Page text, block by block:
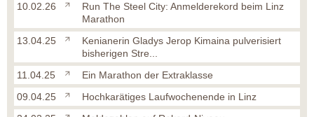
10.02.26
Run The Steel City: Anmelderekord beim Linz
Marathon
13.04.25
Kenianerin Gladys Jerop Kimaina pulverisiert
bisherigen Stre...
11.04.25
Ein Marathon der Extraklasse
09.04.25
Hochkarätiges Laufwochenende in Linz